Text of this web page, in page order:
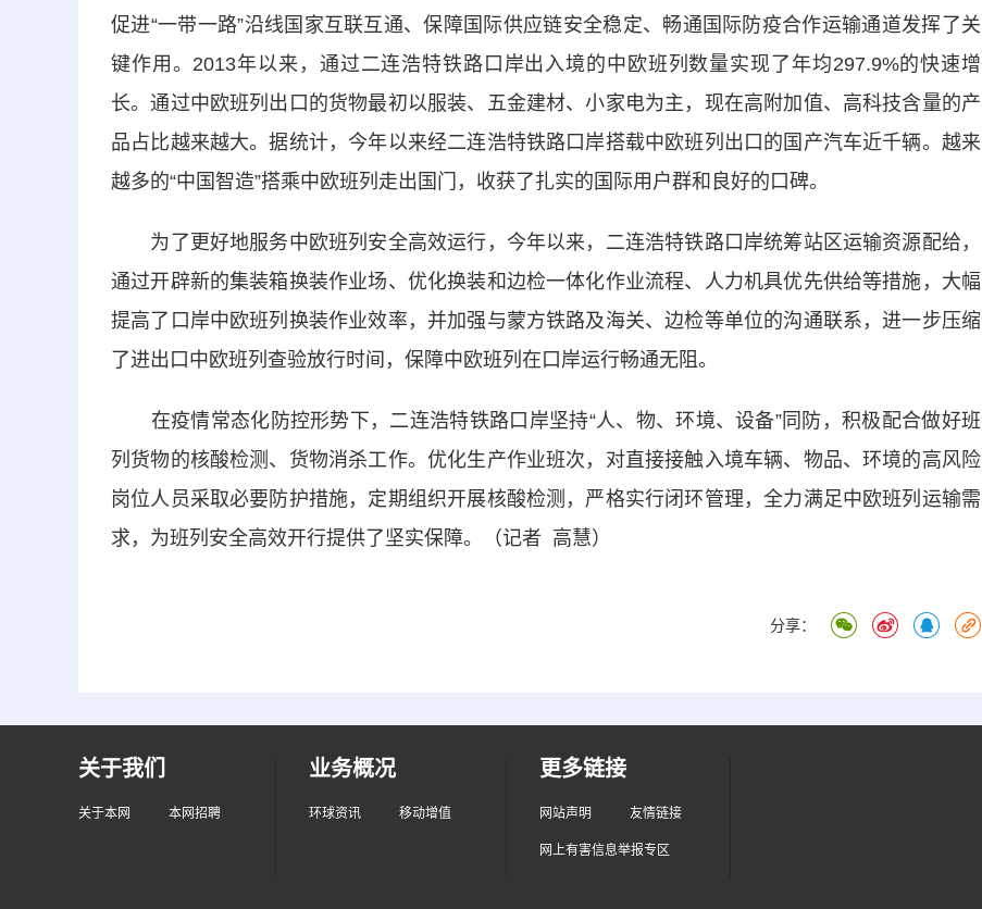
促进“一带一路”沿线国家互联互通、保障国际供应链安全稳定、畅通国际防疫合作运输通道发挥了关
键作用。2013年以来，通过二连浩特铁路口岸出入境的中欧班列数量实现了年均297.9%的快速增
长。通过中欧班列出口的货物最初以服装、五金建材、小家电为主，现在高附加值、高科技含量的产
品占比越来越大。据统计，今年以来经二连浩特铁路口岸搭载中欧班列出口的国产汽车近千辆。越来
越多的“中国智造”搭乘中欧班列走出国门，收获了扎实的国际用户群和良好的口碑。
为了更好地服务中欧班列安全高效运行，今年以来，二连浩特铁路口岸统筹站区运输资源配给，
通过开辟新的集装箱换装作业场、优化换装和边检一体化作业流程、人力机具优先供给等措施，大幅
提高了口岸中欧班列换装作业效率，并加强与蒙方铁路及海关、边检等单位的沟通联系，进一步压缩
了进出口中欧班列查验放行时间，保障中欧班列在口岸运行畅通无阻。
在疫情常态化防控形势下，二连浩特铁路口岸坚持“人、物、环境、设备”同防，积极配合做好班
列货物的核酸检测、货物消杀工作。优化生产作业班次，对直接接触入境车辆、物品、环境的高风险
岗位人员采取必要防护措施，定期组织开展核酸检测，严格实行闭环管理，全力满足中欧班列运输需
求，为班列安全高效开行提供了坚实保障。（记者 高慧）
分享：
关于我们
关于本网 本网招聘
业务概况
环球资讯 移动增值
更多链接
网站声明 友情链接
网上有害信息举报专区